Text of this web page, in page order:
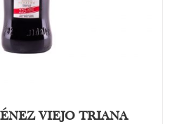
VIEJO TRIANA